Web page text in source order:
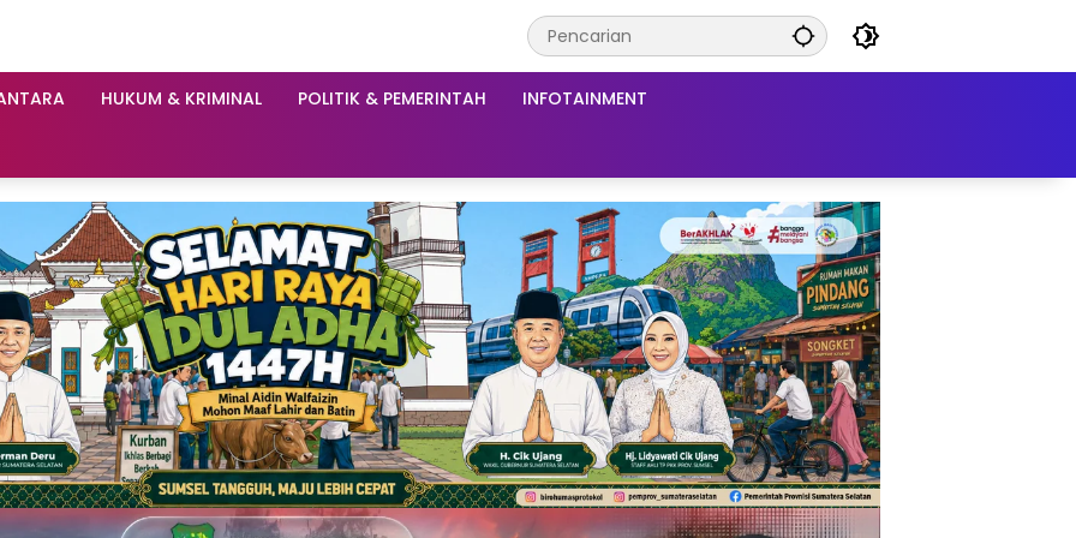
HUKUM & KRIMINAL POLITIK & PEMERINTAH INFOTAINMENT